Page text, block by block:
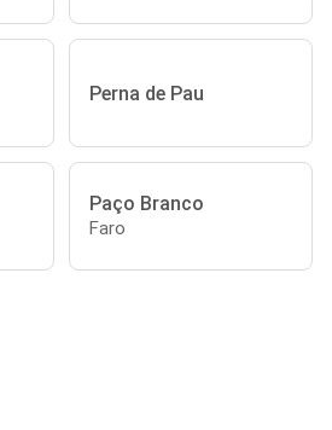
Perna de Pau
Paço Branco
Faro